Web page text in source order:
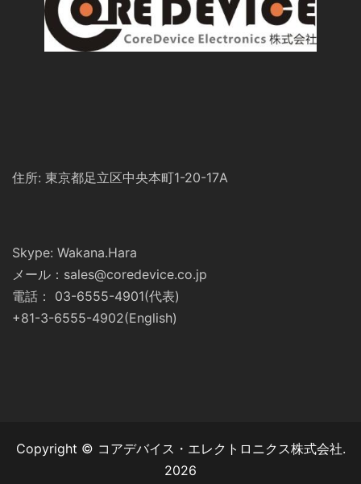
住所: 東京都足立区中央本町1-20-17A
Skype: Wakana.Hara
メール：sales@coredevice.co.jp
電話： 03-6555-4901(代表)
+81-3-6555-4902(English)
Copyright © コアデバイス・エレクトロニクス株式会社.
2026